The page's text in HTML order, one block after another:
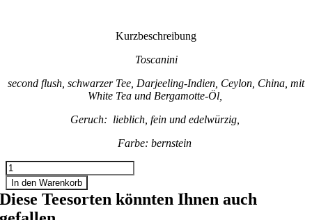
Kurzbeschreibung
Toscanini
second flush, schwarzer Tee, Darjeeling-Indien, Ceylon, China, mit
White Tea und Bergamotte-Öl,
Geruch: lieblich, fein und edelwürzig,
Farbe: bernstein
TOSCANINI
Menge
In den Warenkorb
Diese Teesorten könnten Ihnen auch